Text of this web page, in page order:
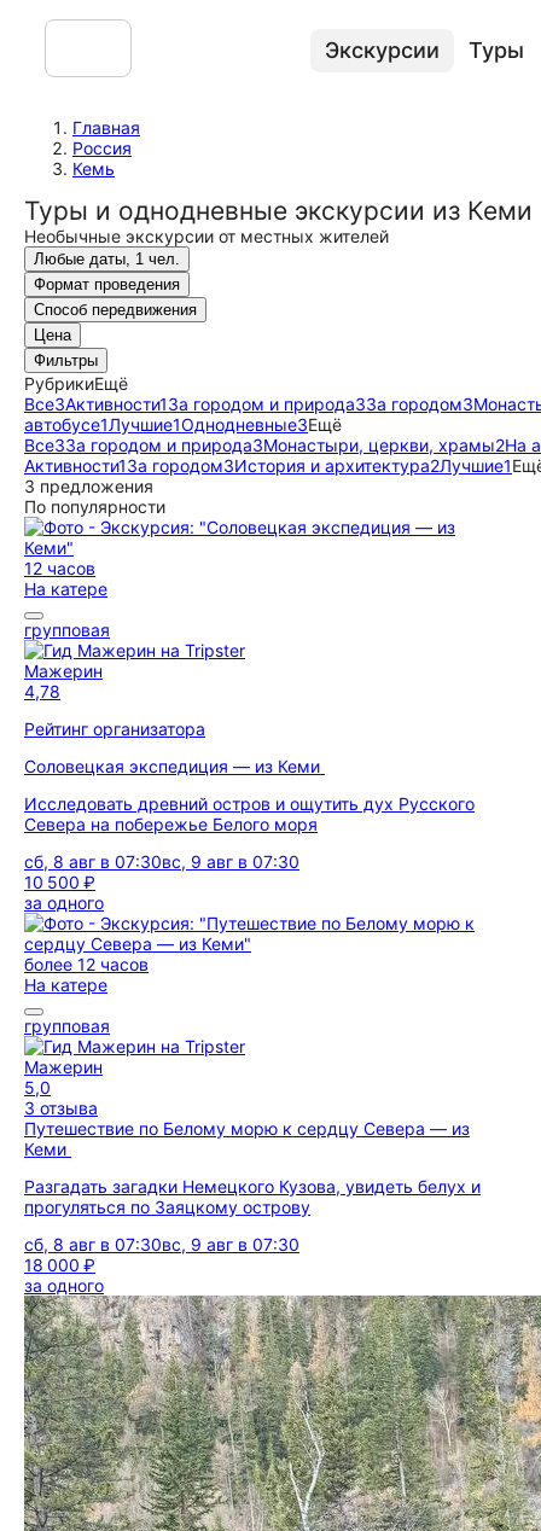
Экскурсии Туры
Главная
Россия
Кемь
Туры и однодневные экскурсии из Кеми
Необычные экскурсии от местных жителей
Любые даты, 1 чел.
Формат проведения
Способ передвижения
Цена
Фильтры
РубрикиЕщё
Все3Активности1За городом и природа3За городом3
автобусе1Лучшие1Однодневные3Ещё
Все3За городом и природа3Монастыри, церкви, храмы2На
Активности1За городом3История и архитектура2Лучшие1
3 предложения
По популярности
12 часов
На катере
групповая
Мажерин
4,78
Рейтинг организатора
Соловецкая экспедиция — из Кеми
Исследовать древний остров и ощутить дух Русского
Севера на побережье Белого моря
сб, 8 авг в 07:30вс, 9 авг в 07:30
10 500 ₽
за одного
более 12 часов
На катере
групповая
Мажерин
5,0
3 отзыва
Путешествие по Белому морю к сердцу Севера — из
Кеми
Разгадать загадки Немецкого Кузова, увидеть белух и
прогуляться по Заяцкому острову
сб, 8 авг в 07:30вс, 9 авг в 07:30
18 000 ₽
за одного